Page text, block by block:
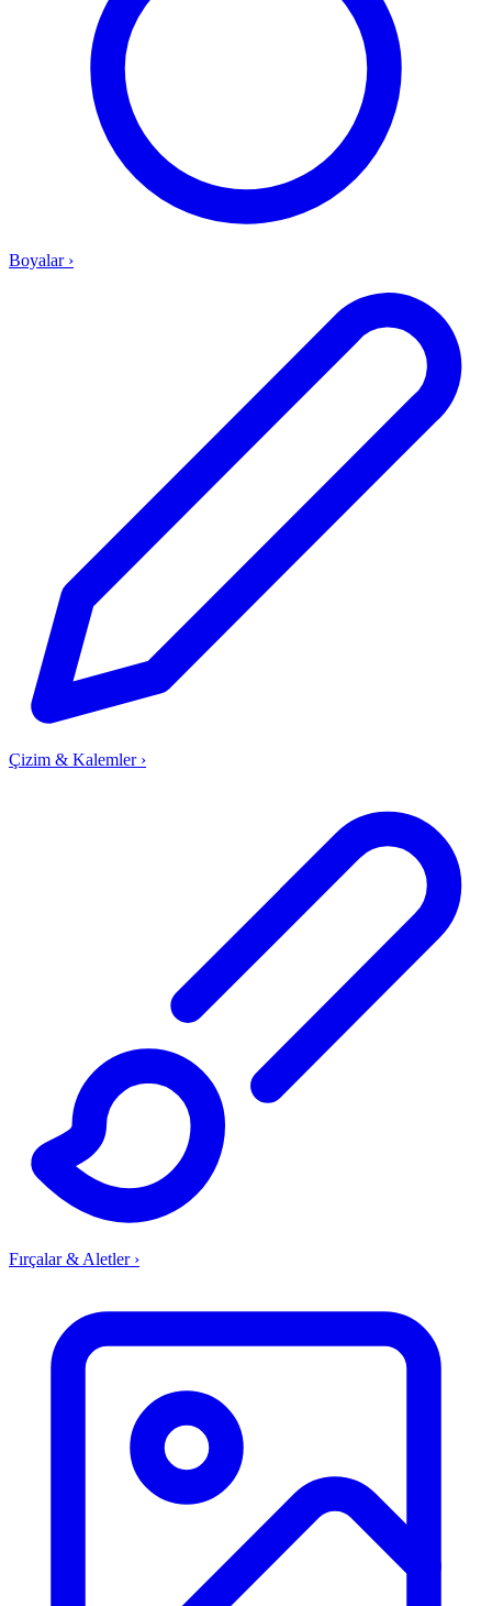
Boyalar ›
Çizim & Kalemler ›
Fırçalar & Aletler ›